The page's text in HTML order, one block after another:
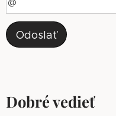
Odoslať
Dobré vedieť